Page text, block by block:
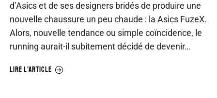
d’Asics et de ses designers bridés de produire une
nouvelle chaussure un peu chaude : la Asics FuzeX.
Alors, nouvelle tendance ou simple coïncidence, le
running aurait-il subitement décidé de devenir…
LIRE L'ARTICLE